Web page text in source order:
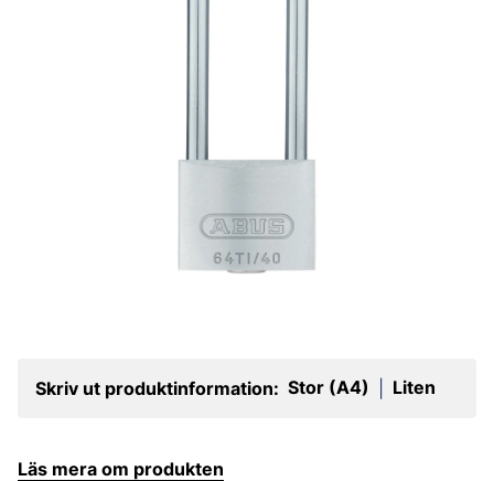
Skriv ut produktinformation: Stor (A4) Liten
Läs mera om produkten